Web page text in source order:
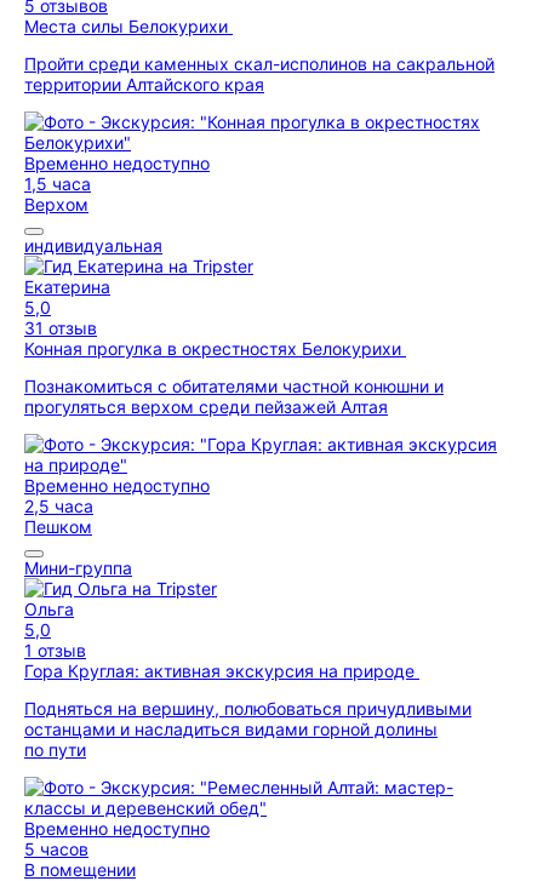
5 отзывов
Места силы Белокурихи
Пройти среди каменных скал-исполинов на сакральной
территории Алтайского края
Временно недоступно
1,5 часа
Верхом
индивидуальная
Екатерина
5,0
31 отзыв
Конная прогулка в окрестностях Белокурихи
Познакомиться с обитателями частной конюшни и
прогуляться верхом среди пейзажей Алтая
Временно недоступно
2,5 часа
Пешком
Мини-группа
Ольга
5,0
1 отзыв
Гора Круглая: активная экскурсия на природе
Подняться на вершину, полюбоваться причудливыми
останцами и насладиться видами горной долины
по пути
Временно недоступно
5 часов
В помещении